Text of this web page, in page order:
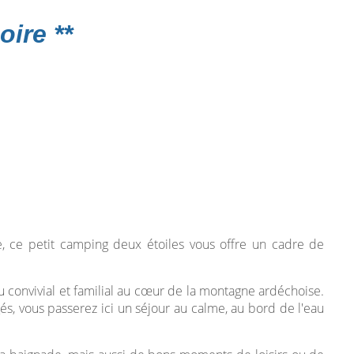
**
ce petit camping deux étoiles vous offre un cadre de
convivial et familial au cœur de la montagne ardéchoise.
vous passerez ici un séjour au calme, au bord de l'eau